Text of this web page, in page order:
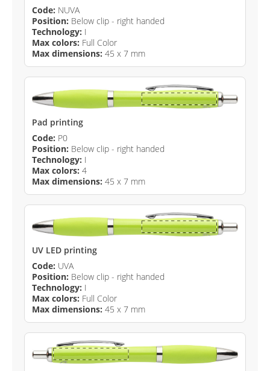
Code: NUVA
Position: Below clip - right handed
Technology: I
Max colors: Full Color
Max dimensions: 45 x 7 mm
Pad printing
Code: P0
Position: Below clip - right handed
Technology: I
Max colors: 4
Max dimensions: 45 x 7 mm
UV LED printing
Code: UVA
Position: Below clip - right handed
Technology: I
Max colors: Full Color
Max dimensions: 45 x 7 mm